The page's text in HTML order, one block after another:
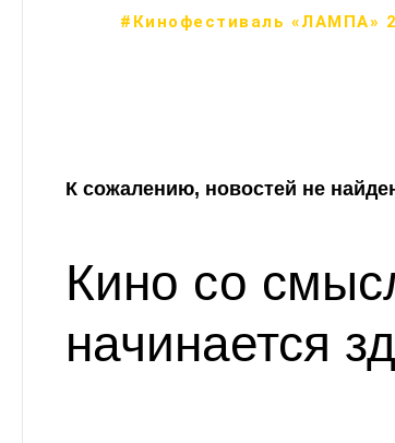
#Кинофестиваль «ЛАМПА»
К сожалению, новостей не
Кино со
начинается